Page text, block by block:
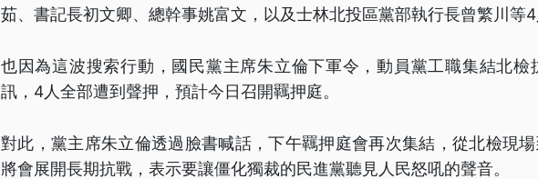
茹、書記長初文卿、總幹事姚富文，以及士林北投區黨部執行長曾繁川等
也因為這波搜索行動，國民黨主席朱立倫下軍令，動員黨工職集結北檢
訊，4人全部遭到聲押，預計今日召開羈押庭。
對此，黨主席朱立倫透過臉書喊話，下午羈押庭會再次集結，從北檢現
將會展開長期抗戰，表示要讓僵化獨裁的民進黨聽見人民怒吼的聲音。